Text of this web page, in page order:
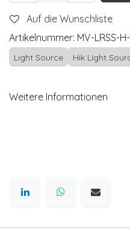
Auf die Wunschliste
Artikelnummer: MV-LRSS-
Light Source Hik Light
Weitere Informationen